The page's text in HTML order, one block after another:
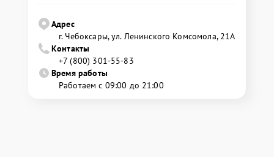
Адрес
г. Чебоксары, ул. Ленинского Комсомола, 21А
Контакты
+7 (800) 301-55-83
Время работы
Работаем с 09:00 до 21:00